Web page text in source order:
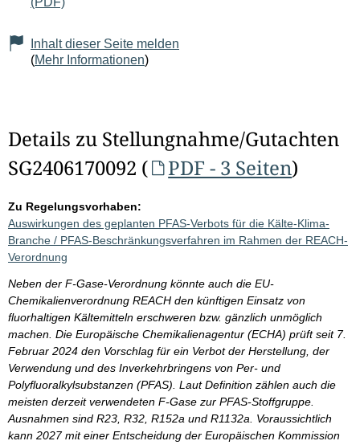
Inhalt dieser Seite melden
(Mehr Informationen)
Details zu Stellungnahme/Gutachten
SG2406170092 (
PDF - 3 Seiten)
Zu Regelungsvorhaben:
Auswirkungen des geplanten PFAS-Verbots für die Kälte-Klima-
Branche / PFAS-Beschränkungsverfahren im Rahmen der REACH-
Verordnung
Neben der F-Gase-Verordnung könnte auch die EU-
Chemikalienverordnung REACH den künftigen Einsatz von
fluorhaltigen Kältemitteln erschweren bzw. gänzlich unmöglich
machen. Die Europäische Chemikalienagentur (ECHA) prüft seit 7.
Februar 2024 den Vorschlag für ein Verbot der Herstellung, der
Verwendung und des Inverkehrbringens von Per- und
Polyfluoralkylsubstanzen (PFAS). Laut Definition zählen auch die
meisten derzeit verwendeten F-Gase zur PFAS-Stoffgruppe.
Ausnahmen sind R23, R32, R152a und R1132a. Voraussichtlich
kann 2027 mit einer Entscheidung der Europäischen Kommission